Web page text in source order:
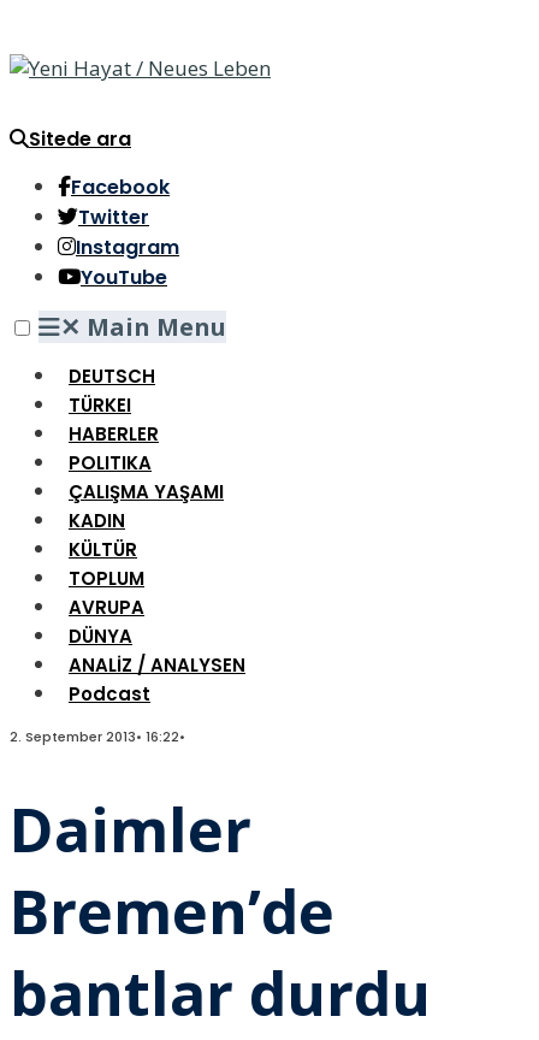
Sitede ara
Facebook
Twitter
Instagram
YouTube
✕ Main Menu
DEUTSCH
TÜRKEI
HABERLER
POLITIKA
ÇALIŞMA YAŞAMI
KADIN
KÜLTÜR
TOPLUM
AVRUPA
DÜNYA
ANALİZ / ANALYSEN
Podcast
2. September 2013• 16:22•
Daimler
Bremen’de
bantlar durdu